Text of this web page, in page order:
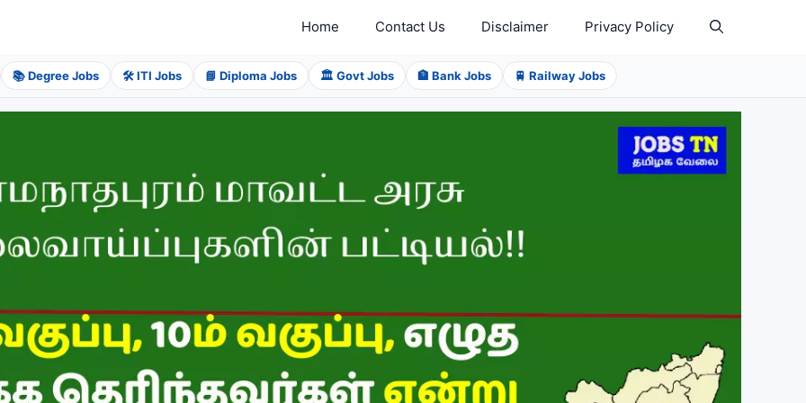
Home Contact Us Disclaimer Privacy Policy
📚 Degree Jobs 🛠️ ITI Jobs 📘 Diploma Jobs 🏛️ Govt Jobs 🏦 Bank Jobs 🚆 Railway Jobs